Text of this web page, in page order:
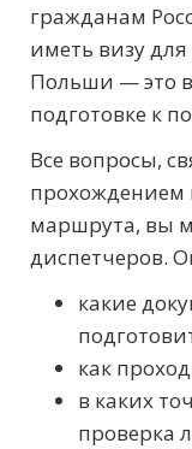
гражданам
иметь визу
Польши — это
подготовке к
Все вопросы,
прохождением
маршрута, вы
диспетчеров.
какие
как
в каких
проверка